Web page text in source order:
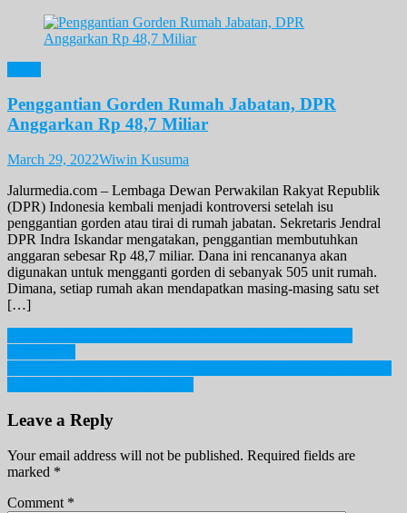
Penggantian Gorden Rumah Jabatan, DPR
Anggarkan Rp 48,7 Miliar
March 29, 2022Wiwin Kusuma
Jalurmedia.com – Lembaga Dewan Perwakilan Rakyat Republik
(DPR) Indonesia kembali menjadi kontroversi setelah isu
penggantian gorden atau tirai di rumah jabatan. Sekretaris Jendral
DPR Indra Iskandar mengatakan, penggantian membutuhkan
anggaran sebesar Rp 48,7 miliar. Dana ini rencananya akan
digunakan untuk mengganti gorden di sebanyak 505 unit rumah.
Dimana, setiap rumah akan mendapatkan masing-masing satu set
[…]
Post
navigation
Leave a Reply
Your email address will not be published. Required fields are
marked *
Comment *